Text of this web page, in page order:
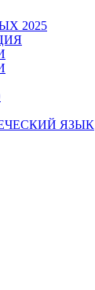
2025
ЯЗЫК